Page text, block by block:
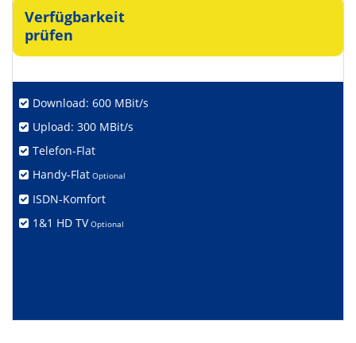
Verfügbarkeit
prüfen
Download: 600 MBit/s
Upload: 300 MBit/s
Telefon-Flat
Handy-Flat Optional
ISDN-Komfort
1&1 HD TV Optional